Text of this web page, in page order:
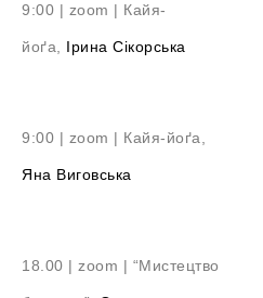
9:00 | zoom | Кайя-
йоґа, Ірина Сікорська
9:00 | zoom | Кайя-йоґа,
Яна Виговська
18.00 | zoom | “Мистецтво